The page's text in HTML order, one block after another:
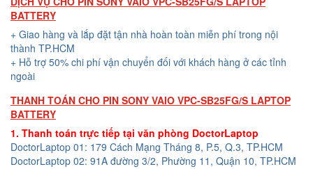
BATTERY
+ Giao hàng và lắp đặt tận nhà hoàn toàn miễn phí trong nội
thành TP.HCM
+ Hỗ trợ 50% chi phí vận chuyển đối với khách hàng ở các tỉnh
ngoài
THANH TOÁN CHO PIN SONY VAIO VPC-SB25FG/S LAPTOP
BATTERY
1. Thanh toán trực tiếp tại văn phòng DoctorLaptop
DoctorLaptop 01: 179 Cách Mạng Tháng 8, P.5, Q.3, TP.HCM
DoctorLaptop 02: 91A đường 3/2, Phường 11, Quận 10, TP.HCM